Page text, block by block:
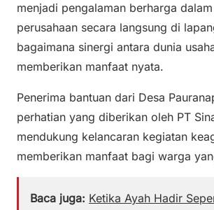
menjadi pengalaman berharga
perusahaan secara langsung di
bagaimana sinergi antara dunia
memberikan manfaat nyata.
Penerima bantuan dari Desa
perhatian yang diberikan oleh PT
mendukung kelancaran kegiatan
memberikan manfaat bagi warga
Baca juga: Ketika Ayah Hadir